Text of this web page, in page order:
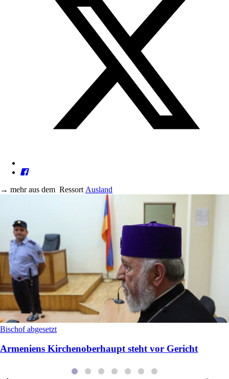
→ mehr aus dem Ressort Ausland
Bischof abgesetzt
Armeniens Kirchenoberhaupt steht vor Gericht